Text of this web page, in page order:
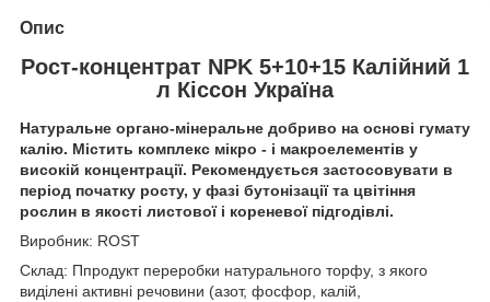
Опис
Рост-концентрат NPK 5+10+15 Калійний 1
л Кіссон Україна
Натуральне органо-мінеральне добриво на основі гумату
калію. Містить комплекс мікро - і макроелементів у
високій концентрації. Рекомендується застосовувати в
період початку росту, у фазі бутонізації та цвітіння
рослин в якості листової і кореневої підгодівлі.
Виробник: ROST
Склад: Ппродукт переробки натурального торфу, з якого
виділені активні речовини (азот, фосфор, калій,